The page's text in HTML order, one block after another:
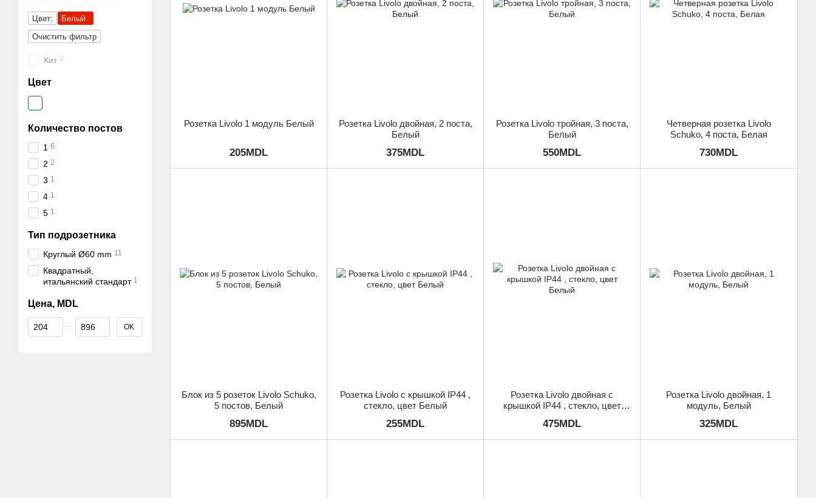
Розетка Livolo 1 модуль Белый
205MDL
Розетка Livolo двойная, 2 поста,
Белый
375MDL
Розетка Livolo тройная, 3 поста,
Белый
550MDL
Четверная розетка Livolo
Schuko, 4 поста, Белая
730MDL
Блок из 5 розеток Livolo Schuko,
5 постов, Белый
895MDL
Розетка Livolo с крышкой IP44 ,
стекло, цвет Белый
255MDL
Розетка Livolo двойная с
крышкой IP44 , стекло, цвет
475MDL
Розетка Livolo двойная, 1
модуль, Белый
325MDL
Цвет:
Белый
Очистить фильтр
Хит 0
Цвет
Количество постов
1 6
2 2
3 1
4 1
5 1
Тип подрозетника
Круглый Ø60 mm 11
Квадратный,
итальянский стандарт 1
Цена, MDL
От Цена, MDL
До Цена, MDL OK